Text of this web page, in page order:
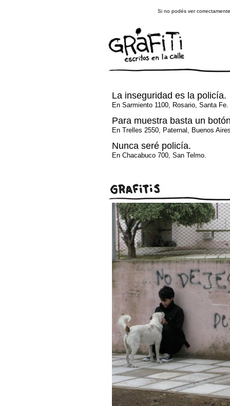
Si no podés ver
La inseguridad es la policía.
En Sarmiento 1100, Rosario, Santa Fe.
Para muestra basta un
En Trelles 2550, Paternal, Buenos
Nunca seré policía.
En Chacabuco 700, San Telmo.